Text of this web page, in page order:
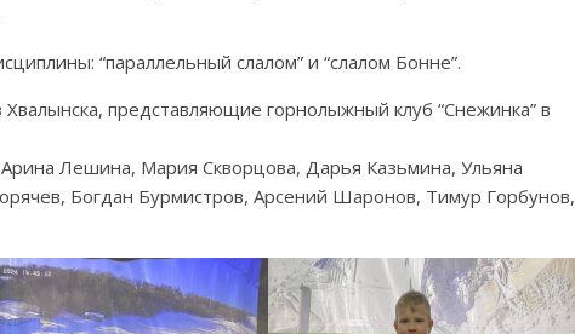
“параллельный слалом” и “слалом Бонне”.
представляющие горнолыжный клуб “Снежинка” в
Лешина, Мария Скворцова, Дарья Казьмина, Ульяна
Богдан Бурмистров, Арсений Шаронов, Тимур Горбунов,